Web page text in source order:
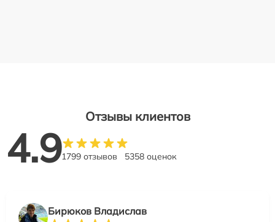
Отзывы клиентов
4.91799 отзывов 5358 оценок
Бирюков Владислав